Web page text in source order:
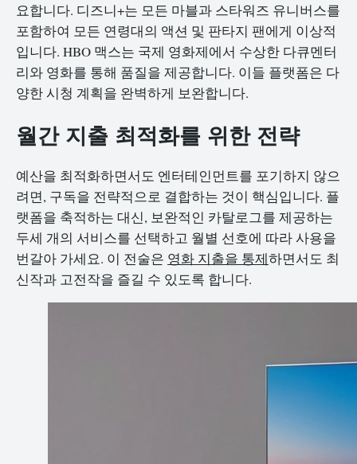
요합니다. 디즈니+는 모든 마블과 스타워즈 유니버스를
포함하여 모든 연령대의 액션 및 판타지 팬에게 이상적
입니다. HBO 맥스는 국제 영화제에서 수상한 다큐멘터
리와 영화를 통해 품질을 제공합니다. 이들 플랫폼은 다
양한 시청 계획을 완벽하게 보완합니다.
월간 지출 최적화를 위한 전략
예산을 최적화하면서도 엔터테인먼트를 포기하지 않으
려면, 구독을 전략적으로 결합하는 것이 핵심입니다. 플
랫폼을 축적하는 대신, 보완적인 카탈로그를 제공하는
두세 개의 서비스를 선택하고 월별 선호에 따라 사용을
번갈아 가세요. 이 전술은 영화 지출을 통제하면서도 최
신작과 고전작을 즐길 수 있도록 합니다.